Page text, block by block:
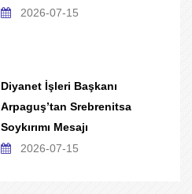
2026-07-15
Diyanet İşleri Başkanı
Arpaguş’tan Srebrenitsa
Soykırımı Mesajı
2026-07-15